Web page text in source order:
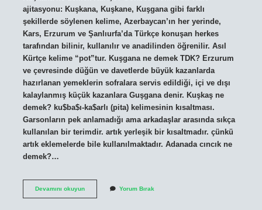
ajitasyonu: Kuşkana, Kuşkane, Kuşgana gibi farklı
şekillerde söylenen kelime, Azerbaycan’ın her yerinde,
Kars, Erzurum ve Şanlıurfa’da Türkçe konuşan herkes
tarafından bilinir, kullanılır ve anadilinden öğrenilir. Asıl
Kürtçe kelime “pot”tur. Kuşgana ne demek TDK? Erzurum
ve çevresinde düğün ve davetlerde büyük kazanlarda
hazırlanan yemeklerin sofralara servis edildiği, içi ve dışı
kalaylanmış küçük kazanlara Guşgana denir. Kuşkaş ne
demek? ku$ba$ı-ka$arlı (pita) kelimesinin kısaltması.
Garsonların pek anlamadığı ama arkadaşlar arasında sıkça
kullanılan bir terimdir. artık yerleşik bir kısaltmadır. çünkü
artık eklemelerde bile kullanılmaktadır. Adanada cıncık ne
demek?…
Devamını okuyunKuşka
Yorum Bırak